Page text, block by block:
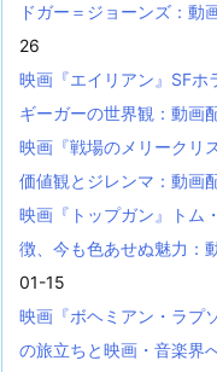
ドガー＝ジョーンズ：動
26
映画『エイリアン』SFホ
ギーガーの世界観：動画
映画『戦場のメリークリ
価値観とジレンマ：動画
映画『トップガン』トム
徴、今も色あせぬ魅力：
01-15
映画『ボヘミアン・ラプ
の旅立ちと映画・音楽界